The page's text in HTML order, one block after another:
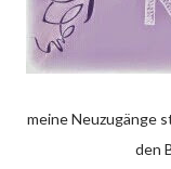
meine Neuzugänge stehen aktuell wohl eher nicht in Relation zu
den